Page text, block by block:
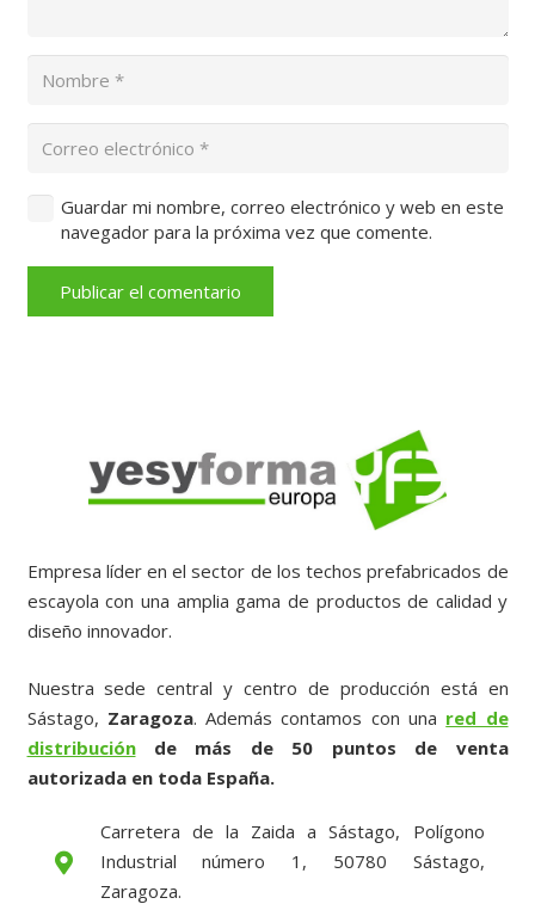
Guardar mi nombre, correo electrónico y web en este
navegador para la próxima vez que comente.
Publicar el comentario
Empresa líder en el sector de los techos prefabricados de
escayola con una amplia gama de productos de calidad y
diseño innovador.
Nuestra sede central y centro de producción está en
Sástago, Zaragoza. Además contamos con una red de
distribuciónde más de 50 puntos de venta
autorizada en toda España.
Carretera de la Zaida a Sástago, Polígono
Industrial número 1, 50780 Sástago,
Zaragoza.